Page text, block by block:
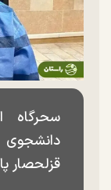
سحرگاه
دانشجوی
قزلحصار